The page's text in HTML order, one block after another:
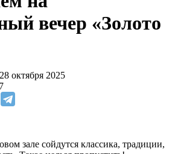
вечер «Золото
октября 2025
зале сойдутся классика, традиции,